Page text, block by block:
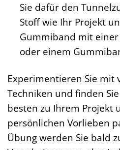
Sie dafür den
Stoff wie Ihr Projekt
Gummiband mit
oder einem
Experimentieren Sie mit
Techniken und finden
besten zu Ihrem Projekt
persönlichen Vorlieben
Übung werden Sie bald